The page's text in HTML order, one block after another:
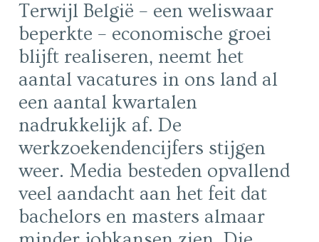
Terwijl België – een weliswaar
beperkte – economische groei
blijft realiseren, neemt het
aantal vacatures in ons land al
een aantal kwartalen
nadrukkelijk af. De
werkzoekendencijfers stijgen
weer. Media besteden opvallend
veel aandacht aan het feit dat
bachelors en masters almaar